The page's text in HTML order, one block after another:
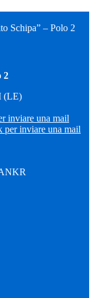
Schipa” – Polo 2
2
(LE)
inviare una mail
per inviare una mail